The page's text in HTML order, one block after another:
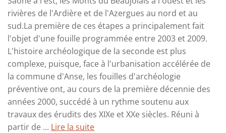
rivières de l'Ardière et de l'Azergues au nord et au
sud.La première de ces étapes a principalement fait
l'objet d'une fouille programmée entre 2003 et 2009.
L'histoire archéologique de la seconde est plus
complexe, puisque, face à l'urbanisation accélérée de
la commune d'Anse, les fouilles d'archéologie
préventive ont, au cours de la première décennie des
années 2000, succédé à un rythme soutenu aux
travaux des érudits des XIXe et XXe siècles. Réuni à
partir de ... Lire la suite